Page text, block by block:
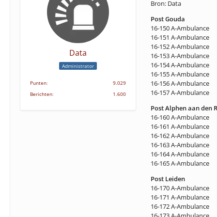
Data
Administrator
Punten
9.029
Berichten
1.600
Bron: Data
Post Gouda
16-150 A-Ambulance
16-151 A-Ambulance
16-152 A-Ambulance
16-153 A-Ambulance
16-154 A-Ambulance
16-155 A-Ambulance
16-156 A-Ambulance
16-157 A-Ambulance
Post Alphen aan den
16-160 A-Ambulance
16-161 A-Ambulance
16-162 A-Ambulance
16-163 A-Ambulance
16-164 A-Ambulance
16-165 A-Ambulance
Post Leiden
16-170 A-Ambulance
16-171 A-Ambulance
16-172 A-Ambulance